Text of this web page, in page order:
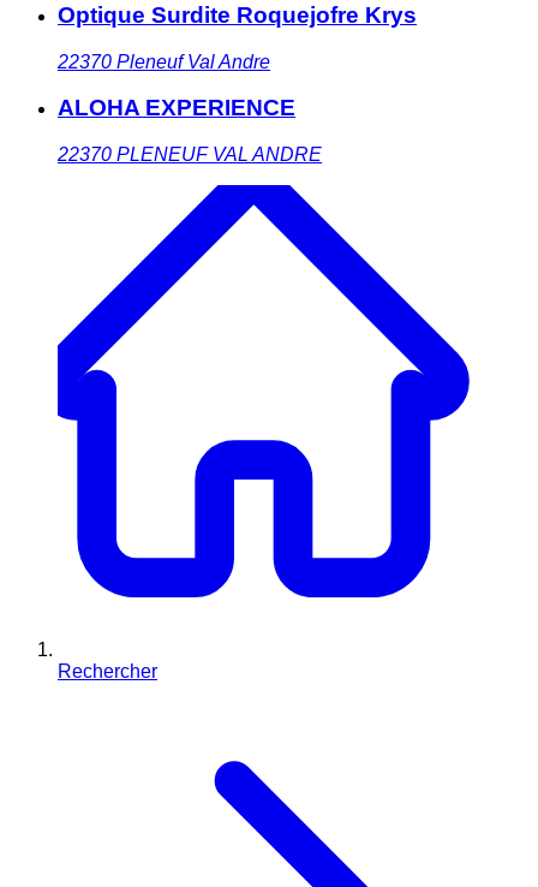
Optique Surdite Roquejofre Krys
22370 Pleneuf Val Andre
ALOHA EXPERIENCE
22370 PLENEUF VAL ANDRE
Rechercher